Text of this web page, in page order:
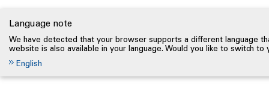
Language note
We have detected that your browser supports a different language
website is also available in your language. Would you like to switch to
English